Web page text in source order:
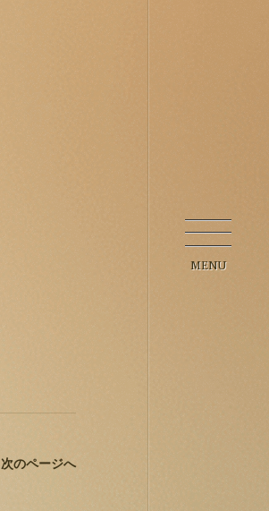
次のページへ
MENU